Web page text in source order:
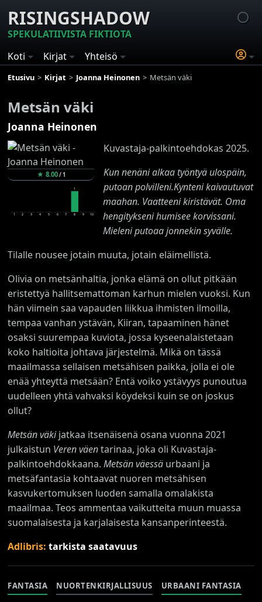
RISINGSHADOW
SPEKULATIIVISTA FIKTIOTA
Koti
Kirjat Yhteisö
Etusivu Kirjat Joanna Heinonen Metsän väki
Metsän väki
Joanna Heinonen
★ 8.00/1
1 2 3 4 5 6 7
1
8 9 10
Kuvastaja-palkintoehdokas 2025.
Kun nenäni alkaa työntyä ulospäin,
putoan polvilleni.Kynteni kaivautuvat
maahan. Vaatteeni kiristävät. Oma
hengitykseni humisee korvissani.
Mieleni putoaa jonnekin syvälle.
Tilalle nousee jotain muuta, jotain eläimellistä.
Olivia on metsänhaltia, jonka elämä on ollut pitkään
eristettyä hallitsemattoman karhun mielen vuoksi. Kun
hän viimein saa vapauden liikkua ihmisten ilmoilla,
tempaa vanhan ystävän, Kiiran, tapaaminen hänet
osaksi suurempaa kuviota, jossa kyseenalaistetaan
koko haltioita johtava järjestelmä. Mikä on tässä
maailmassa sellaisen metsähisen paikka, jolla ei ole
enää yhteyttä metsään? Entä voiko ystävyys punoutua
uudelleen yhtä vahvaksi köydeksi kuin se on joskus
ollut?
Metsän väkijatkaa itsenäisenä osana vuonna 2021
julkaistun Veren väentarinaa, joka oli Kuvastaja-
palkintoehdokkaana.Metsän väessä urbaani ja
metsäfantasia kohtaavat nuoren metsähisen
kasvukertomuksen luoden samalla omalakista
maailmaa. Teos ammentaa vaikutteita muun muassa
suomalaisesta ja karjalaisesta kansanperinteestä.
Adlibris:tarkista saatavuus
FANTASIA NUORTENKIRJALLISUUS URBAANI FANTASIA